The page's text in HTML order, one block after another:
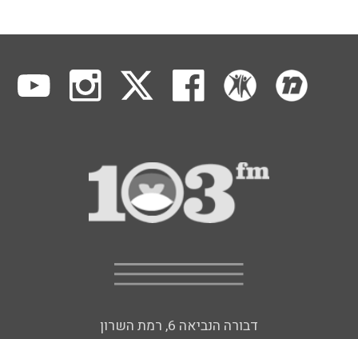
דבורה הנביאה 6, רמת השרון